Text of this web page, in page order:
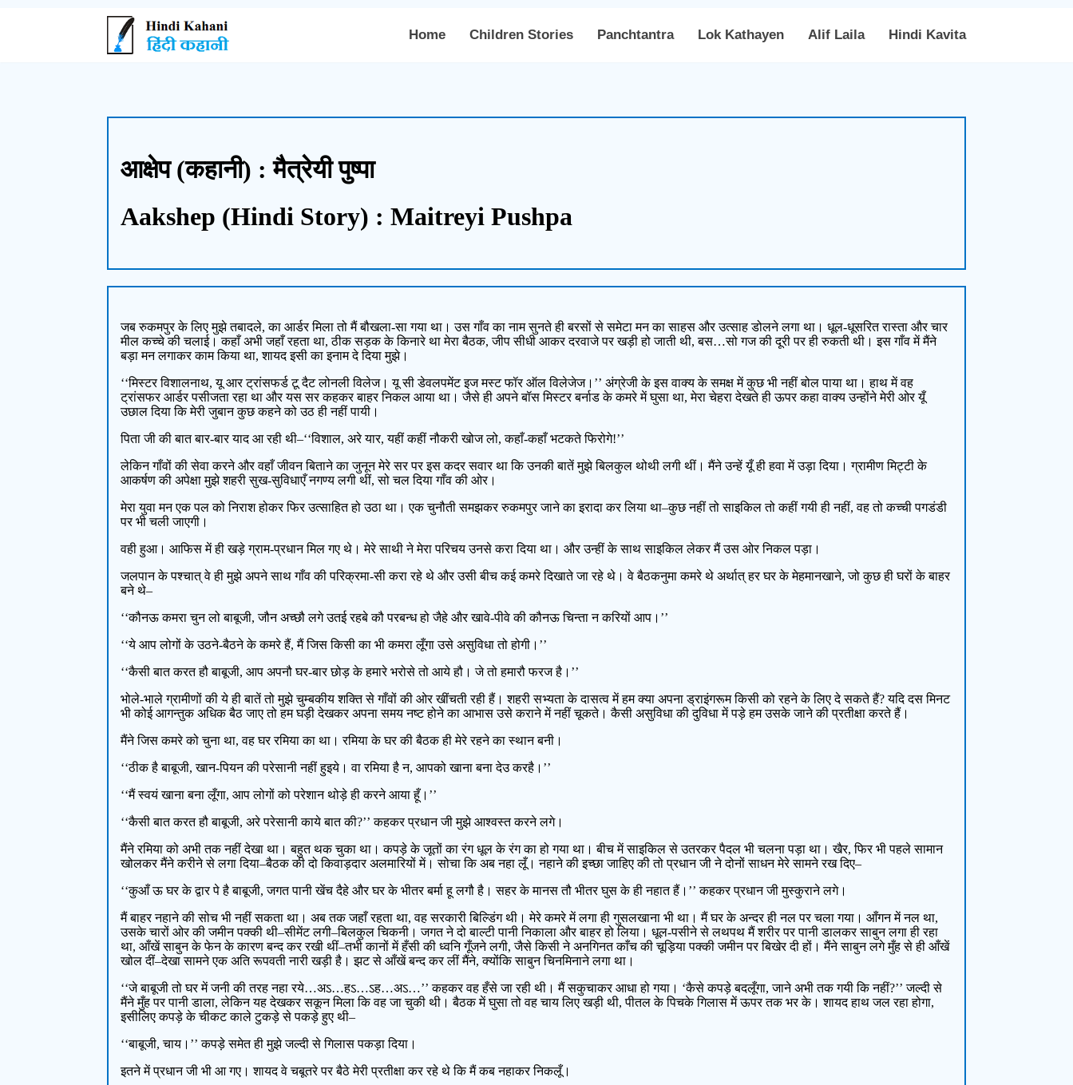
Home Children Stories Panchtantra Lok Kathayen Alif Laila Hindi Kavita
आक्षेप (कहानी) : मैत्रेयी पुष्पा
Aakshep (Hindi Story) : Maitreyi Pushpa
जब रुकमपुर के लिए मुझे तबादले, का आर्डर मिला तो मैं बौखला-सा गया था। उस गाँव का नाम सुनते ही बरसों से समेटा मन का साहस और उत्साह डोलने लगा था। धूल-धूसरित रास्ता और चार
मील कच्चे की चलाई। कहाँ अभी जहाँ रहता था, ठीक सड़क के किनारे था मेरा बैठक, जीप सीधी आकर दरवाजे पर खड़ी हो जाती थी, बस…सो गज की दूरी पर ही रुकती थी। इस गाँव में मैंने
बड़ा मन लगाकर काम किया था, शायद इसी का इनाम दे दिया मुझे।
‘‘मिस्टर विशालनाथ, यू आर ट्रांसफर्ड टू दैट लोनली विलेज। यू सी डेवलपमेंट इज मस्ट फॉर ऑल विलेजेज।’’ अंग्रेजी के इस वाक्य के समक्ष में कुछ भी नहीं बोल पाया था। हाथ में वह
ट्रांसफर आर्डर पसीजता रहा था और यस सर कहकर बाहर निकल आया था। जैसे ही अपने बॉस मिस्टर बर्नाड के कमरे में घुसा था, मेरा चेहरा देखते ही ऊपर कहा वाक्य उन्होंने मेरी ओर यूँ
उछाल दिया कि मेरी जुबान कुछ कहने को उठ ही नहीं पायी।
पिता जी की बात बार-बार याद आ रही थी–‘‘विशाल, अरे यार, यहीं कहीं नौकरी खोज लो, कहाँ-कहाँ भटकते फिरोगे!’’
लेकिन गाँवों की सेवा करने और वहाँ जीवन बिताने का जुनून मेरे सर पर इस कदर सवार था कि उनकी बातें मुझे बिलकुल थोथी लगी थीं। मैंने उन्हें यूँ ही हवा में उड़ा दिया। ग्रामीण मिट्टी के
आकर्षण की अपेक्षा मुझे शहरी सुख-सुविधाएँ नगण्य लगी थीं, सो चल दिया गाँव की ओर।
मेरा युवा मन एक पल को निराश होकर फिर उत्साहित हो उठा था। एक चुनौती समझकर रुकमपुर जाने का इरादा कर लिया था–कुछ नहीं तो साइकिल तो कहीं गयी ही नहीं, वह तो कच्ची पगडंडी
पर भी चली जाएगी।
वही हुआ। आफिस में ही खड़े ग्राम-प्रधान मिल गए थे। मेरे साथी ने मेरा परिचय उनसे करा दिया था। और उन्हीं के साथ साइकिल लेकर मैं उस ओर निकल पड़ा।
जलपान के पश्चात् वे ही मुझे अपने साथ गाँव की परिक्रमा-सी करा रहे थे और उसी बीच कई कमरे दिखाते जा रहे थे। वे बैठकनुमा कमरे थे अर्थात् हर घर के मेहमानखाने, जो कुछ ही घरों के बाहर
बने थे–
‘‘कौनऊ कमरा चुन लो बाबूजी, जौन अच्छौ लगे उतई रहबे कौ परबन्ध हो जैहे और खावे-पीवे की कौनऊ चिन्ता न करियों आप।’’
‘‘ये आप लोगों के उठने-बैठने के कमरे हैं, मैं जिस किसी का भी कमरा लूँगा उसे असुविधा तो होगी।’’
‘‘कैसी बात करत हौ बाबूजी, आप अपनौ घर-बार छोड़ के हमारे भरोसे तो आये हौ। जे तो हमारौ फरज है।’’
भोले-भाले ग्रामीणों की ये ही बातें तो मुझे चुम्बकीय शक्ति से गाँवों की ओर खींचती रही हैं। शहरी सभ्यता के दासत्व में हम क्या अपना ड्राइंगरूम किसी को रहने के लिए दे सकते हैं? यदि दस मिनट
भी कोई आगन्तुक अधिक बैठ जाए तो हम घड़ी देखकर अपना समय नष्ट होने का आभास उसे कराने में नहीं चूकते। कैसी असुविधा की दुविधा में पड़े हम उसके जाने की प्रतीक्षा करते हैं।
मैंने जिस कमरे को चुना था, वह घर रमिया का था। रमिया के घर की बैठक ही मेरे रहने का स्थान बनी।
‘‘ठीक है बाबूजी, खान-पियन की परेसानी नहीं हुइये। वा रमिया है न, आपको खाना बना देउ करहै।’’
‘‘मैं स्वयं खाना बना लूँगा, आप लोगों को परेशान थोड़े ही करने आया हूँ।’’
‘‘कैसी बात करत हौ बाबूजी, अरे परेसानी काये बात की?’’ कहकर प्रधान जी मुझे आश्वस्त करने लगे।
मैंने रमिया को अभी तक नहीं देखा था। बहुत थक चुका था। कपड़े के जूतों का रंग धूल के रंग का हो गया था। बीच में साइकिल से उतरकर पैदल भी चलना पड़ा था। खैर, फिर भी पहले सामान
खोलकर मैंने करीने से लगा दिया–बैठक की दो किवाड़दार अलमारियों में। सोचा कि अब नहा लूँ। नहाने की इच्छा जाहिए की तो प्रधान जी ने दोनों साधन मेरे सामने रख दिए–
‘‘कुआँ ऊ घर के द्वार पे है बाबूजी, जगत पानी खेंच दैहे और घर के भीतर बर्मा हू लगौ है। सहर के मानस तौ भीतर घुस के ही नहात हैं।’’ कहकर प्रधान जी मुस्कुराने लगे।
मैं बाहर नहाने की सोच भी नहीं सकता था। अब तक जहाँ रहता था, वह सरकारी बिल्डिंग थी। मेरे कमरे में लगा ही गुसलखाना भी था। मैं घर के अन्दर ही नल पर चला गया। आँगन में नल था,
उसके चारों ओर की जमीन पक्की थी–सीमेंट लगी–बिलकुल चिकनी। जगत ने दो बाल्टी पानी निकाला और बाहर हो लिया। धूल-पसीने से लथपथ मैं शरीर पर पानी डालकर साबुन लगा ही रहा
था, आँखें साबुन के फेन के कारण बन्द कर रखी थीं–तभी कानों में हँसी की ध्वनि गूँजने लगी, जैसे किसी ने अनगिनत काँच की चूड़िया पक्की जमीन पर बिखेर दी हों। मैंने साबुन लगे मुँह से ही आँखें
खोल दीं–देखा सामने एक अति रूपवती नारी खड़ी है। झट से आँखें बन्द कर लीं मैंने, क्योंकि साबुन चिनमिनाने लगा था।
‘‘जे बाबूजी तो घर में जनी की तरह नहा रये…अऽ…हऽ…ऽह…अऽ…’’ कहकर वह हँसे जा रही थी। मैं सकुचाकर आधा हो गया। ‘कैसे कपड़े बदलूँगा, जाने अभी तक गयी कि नहीं?’’ जल्दी से
मैंने मुँह पर पानी डाला, लेकिन यह देखकर सकून मिला कि वह जा चुकी थी। बैठक में घुसा तो वह चाय लिए खड़ी थी, पीतल के पिचके गिलास में ऊपर तक भर के। शायद हाथ जल रहा होगा,
इसीलिए कपड़े के चीकट काले टुकड़े से पकड़े हुए थी–
‘‘बाबूजी, चाय।’’ कपड़े समेत ही मुझे जल्दी से गिलास पकड़ा दिया।
इतने में प्रधान जी भी आ गए। शायद वे चबूतरे पर बैठे मेरी प्रतीक्षा कर रहे थे कि मैं कब नहाकर निकलूँ।